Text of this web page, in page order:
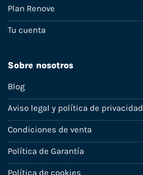
Plan Renove
Tu cuenta
Sobre nosotros
Blog
Aviso legal y política de privacidad
Condiciones de venta
Política de Garantía
Política de cookies